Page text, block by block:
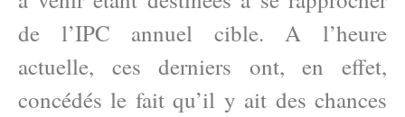
de l’IPC annuel cible. A l’heure
actuelle, ces derniers ont, en effet,
concédés le fait qu’il y ait des chances